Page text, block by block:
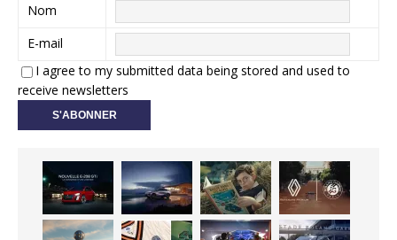
Nom
E-mail
I agree to my submitted data being stored and used to
receive newsletters